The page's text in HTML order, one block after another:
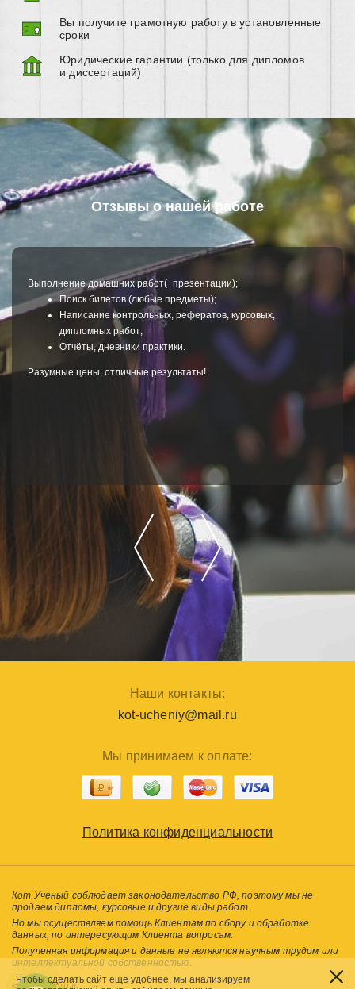
Вы получите грамотную работу в установленные
сроки
Юридические гарантии (только для дипломов
и диссертаций)
Отзывы о нашей работе
домашних работ(+презентации);
билетов (любые предметы);
контрольных, рефератов, курсовых,
работ;
дневники практики.
цены, отличные результаты!
Наши контакты:
kot-ucheniy@mail.ru
Мы принимаем к оплате:
Политика конфиденциальности
Кот Ученый соблюдает законодательство РФ, поэтому мы не
продаем дипломы, курсовые и другие виды работ.
Но мы осуществляем помощь Клиентам по сбору и обработке
данных, по интересующим Клиента вопросам.
Полученная информация и данные не являются научным трудом или
интеллектуальной собственностью.
© Кот Ученый
Чтобы сделать сайт еще удобнее, мы анализируем